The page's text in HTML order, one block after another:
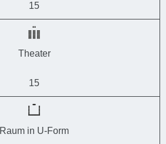
15
Theater
15
Raum in U-Form